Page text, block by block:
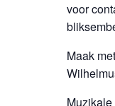
voor
Maak